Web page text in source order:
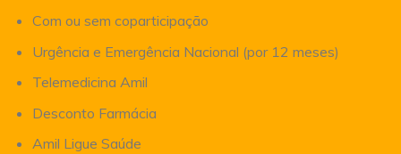
Com ou sem coparticipação
Urgência e Emergência Nacional (por 12 meses)
Telemedicina Amil
Desconto Farmácia
Amil Ligue Saúde